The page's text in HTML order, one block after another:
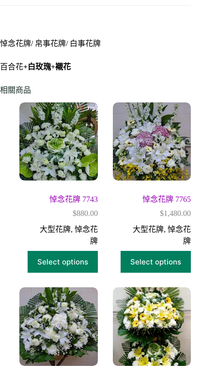
悼念花牌/ 帛事花牌/ 白事花牌
百合花+白玫瑰+襯花
相關商品
悼念花牌 7743
$880.00
大型花牌, 悼念花
牌
Select options
悼念花牌 7765
$1,480.00
大型花牌,悼念花
牌
Select options